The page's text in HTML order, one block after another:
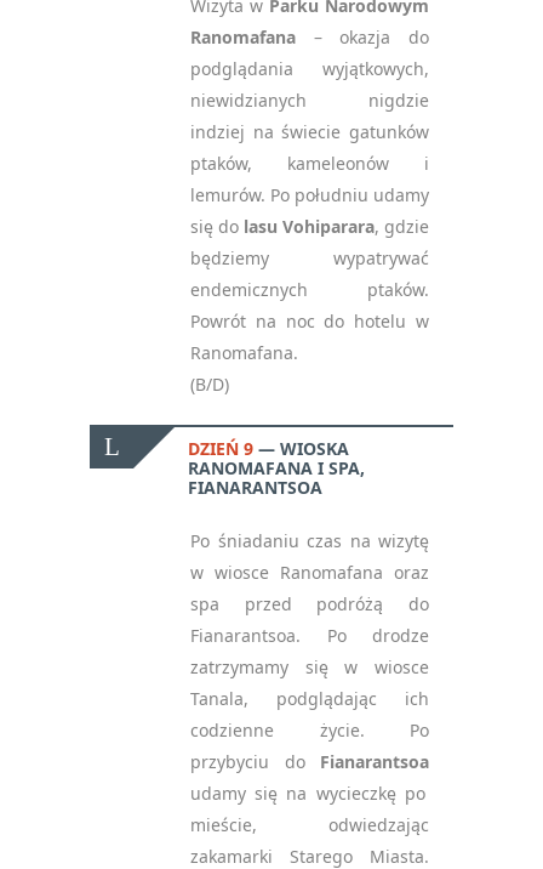
Wizyta w Parku Narodowym
Ranomafana – okazja do
podglądania wyjątkowych,
niewidzianych nigdzie
indziej na świecie gatunków
ptaków, kameleonów i
lemurów. Po południu udamy
się do lasu Vohiparara, gdzie
będziemy wypatrywać
endemicznych ptaków.
Powrót na noc do hotelu w
Ranomafana.
(B/D)
DZIEŃ 9
WIOSKA
RANOMAFANA I SPA,
FIANARANTSOA
Po śniadaniu czas na wizytę
w wiosce Ranomafana oraz
spa przed podróżą do
Fianarantsoa. Po drodze
zatrzymamy się w wiosce
Tanala, podglądając ich
codzienne życie. Po
przybyciu do Fianarantsoa
udamy się na wycieczkę po
mieście, odwiedzając
zakamarki Starego Miasta.